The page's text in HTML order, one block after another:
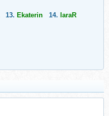
13. Ekaterin 14. laraR